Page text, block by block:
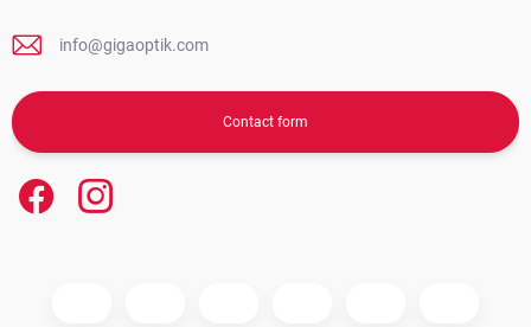
info@gigaoptik.com
Contact form